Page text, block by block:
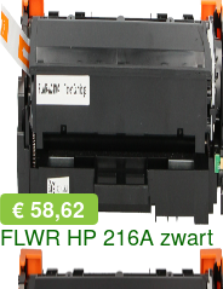
€ 58,62
FLWR HP 216A zwart